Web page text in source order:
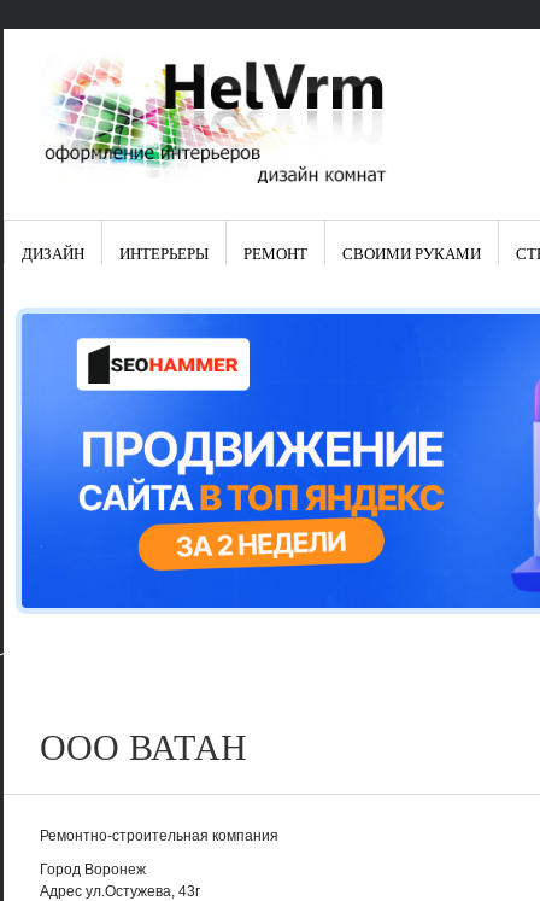
Свежие
Японские
Школа
Шьем
ДИЗАЙН ИНТЕРЬЕРЫ РЕМОНТ СВОИМИ РУКАМИ
ООО ВАТАН
Ремонтно-строительная компания
Город Воронеж
Адресул.Остужева, 43г